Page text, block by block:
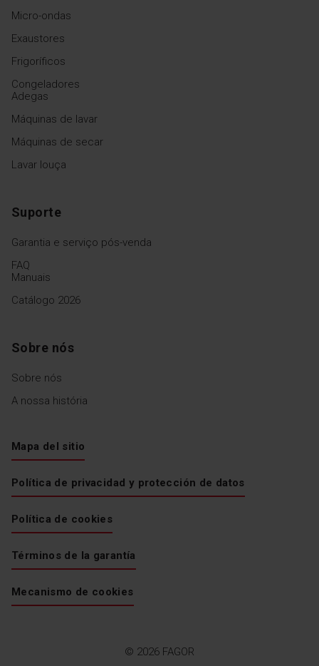
Micro-ondas
Exaustores
Frigoríficos
Congeladores
Adegas
Máquinas de lavar
Máquinas de secar
Lavar louça
Suporte
Garantia e serviço pós-venda
FAQ
Manuais
Catálogo 2026
Sobre nós
Sobre nós
A nossa história
© 2026 FAGOR
Mapa del sitio
Política de privacidad y protección de datos
Política de cookies
Términos de la garantía
Mecanismo de cookies